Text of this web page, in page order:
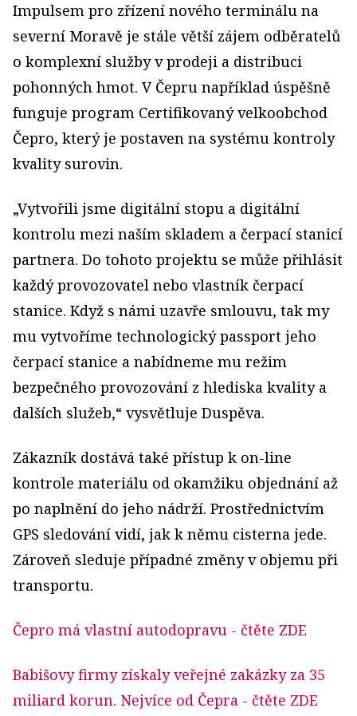
Impulsem pro zřízení nového terminálu na
severní Moravě je stále větší zájem odběratelů
o komplexní služby v prodeji a distribuci
pohonných hmot. V Čepru například úspěšně
funguje program Certifikovaný velkoobchod
Čepro, který je postaven na systému kontroly
kvality surovin.
„Vytvořili jsme digitální stopu a digitální
kontrolu mezi naším skladem a čerpací stanicí
partnera. Do tohoto projektu se může přihlásit
každý provozovatel nebo vlastník čerpací
stanice. Když s námi uzavře smlouvu, tak my
mu vytvoříme technologický passport jeho
čerpací stanice a nabídneme mu režim
bezpečného provozování z hlediska kvality a
dalších služeb,“ vysvětluje Duspěva.
Zákazník dostává také přístup k on-line
kontrole materiálu od okamžiku objednání až
po naplnění do jeho nádrží. Prostřednictvím
GPS sledování vidí, jak k němu cisterna jede.
Zároveň sleduje případné změny v objemu při
transportu.
Čepro má vlastní autodopravu - čtěte ZDE
Babišovy firmy získaly veřejné zakázky za 35
miliard korun. Nejvíce od Čepra - čtěte ZDE